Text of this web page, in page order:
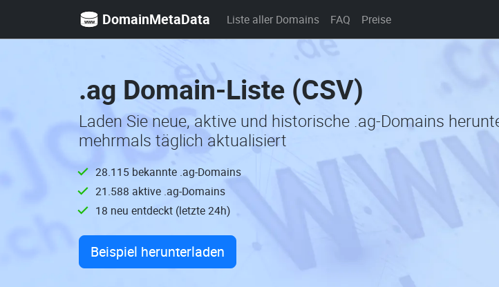
DomainMetaData Liste aller Domains FAQ Preise
.ag Domain-Liste (CSV)
Laden Sie neue, aktive und historische .ag-Domains
mehrmals täglich aktualisiert
28.115 bekannte .ag-Domains
21.588 aktive .ag-Domains
18 neu entdeckt (letzte 24h)
Beispiel herunterladen